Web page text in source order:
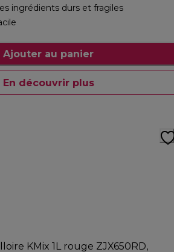
ingrédients durs et fragiles
Ajouter au panier
En découvrir plus